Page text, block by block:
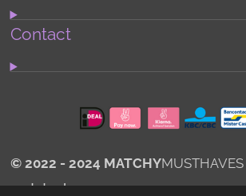
s
Contact
© 2022 - 2024 MATCHYMUSTHAVES
voorbehouden